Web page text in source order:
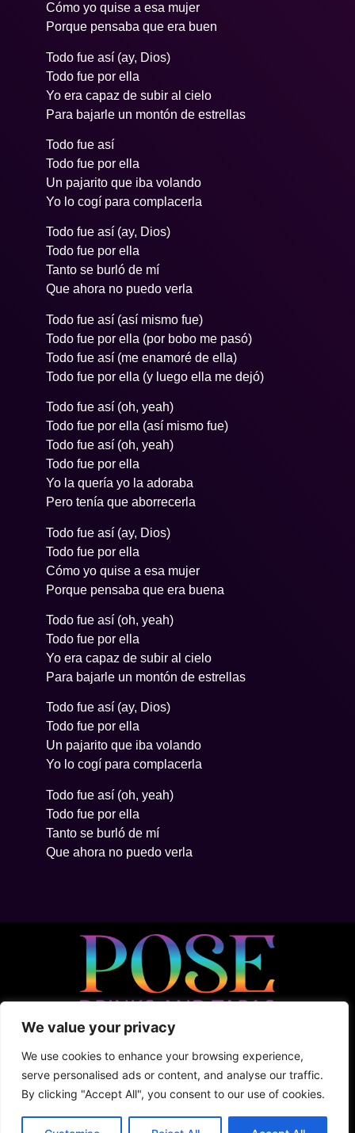
We value your privacy
We use cookies to enhance your browsing experience,
serve personalised ads or content, and analyse our traffic.
By clicking "Accept All", you consent to our use of cookies.
Cómo yo quise a esa mujer
Porque pensaba que era buen
Todo fue así (ay, Dios)
Todo fue por ella
Yo era capaz de subir al cielo
Para bajarle un montón de estrellas
Todo fue así
Todo fue por ella
Un pajarito que iba volando
Yo lo cogí para complacerla
Todo fue así (ay, Dios)
Todo fue por ella
Tanto se burló de mí
Que ahora no puedo verla
Todo fue así (así mismo fue)
Todo fue por ella (por bobo me pasó)
Todo fue así (me enamoré de ella)
Todo fue por ella (y luego ella me dejó)
Todo fue así (oh, yeah)
Todo fue por ella (así mismo fue)
Todo fue así (oh, yeah)
Todo fue por ella
Yo la quería yo la adoraba
Pero tenía que aborrecerla
Todo fue así (ay, Dios)
Todo fue por ella
Cómo yo quise a esa mujer
Porque pensaba que era buena
Todo fue así (oh, yeah)
Todo fue por ella
Yo era capaz de subir al cielo
Para bajarle un montón de estrellas
Todo fue así (ay, Dios)
Todo fue por ella
Un pajarito que iba volando
Yo lo cogí para complacerla
Todo fue así (oh, yeah)
Todo fue por ella
Tanto se burló de mí
Que ahora no puedo verla
• 5ta Avenida Between 2Nte + Juarez, Cozumel
• +52 (1) 987 876 5100
• Shark Tank
Terms & ConditionsPrivacy Policy